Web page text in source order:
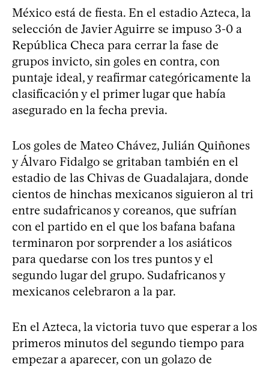
México está de fiesta. En el estadio Azteca, la
selección de Javier Aguirre se impuso 3-0 a
República Checa para cerrar la fase de
grupos invicto, sin goles en contra, con
puntaje ideal, y reafirmar categóricamente la
clasificación y el primer lugar que había
asegurado en la fecha previa.
Los goles de Mateo Chávez, Julián Quiñones
y Álvaro Fidalgo se gritaban también en el
estadio de las Chivas de Guadalajara, donde
cientos de hinchas mexicanos siguieron al tri
entre sudafricanos y coreanos, que sufrían
con el partido en el que los bafana bafana
terminaron por sorprender a los asiáticos
para quedarse con los tres puntos y el
segundo lugar del grupo. Sudafricanos y
mexicanos celebraron a la par.
En el Azteca, la victoria tuvo que esperar a los
primeros minutos del segundo tiempo para
empezar a aparecer, con un golazo de